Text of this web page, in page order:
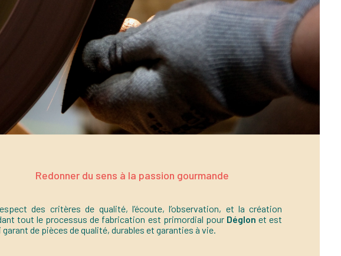
Redonner du sens à la passion gourmande
des critères de qualité, l’écoute, l’observation, et la création
tout le processus de fabrication est primordial pour Déglon et est
garant de pièces de qualité, durables et garanties à vie.